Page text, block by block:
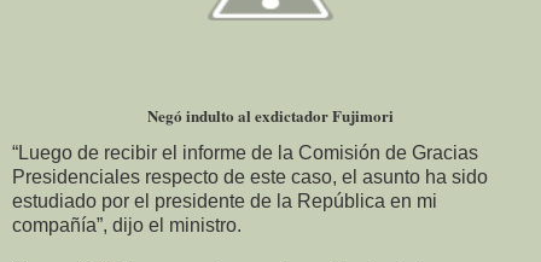
Negó indulto al exdictador Fujimori
“Luego de recibir el informe de la Comisión de Gracias
Presidenciales respecto de este caso, el asunto ha sido
estudiado por el presidente de la República en mi
compañía”, dijo el ministro.